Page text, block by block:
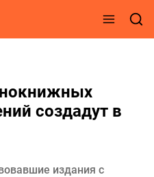
создадут в
издания с